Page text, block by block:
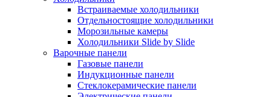
Встраиваемые холодильники
Отдельностоящие холодильники
Морозильные камеры
Холодильники Slide by Slide
Варочные панели
Газовые панели
Индукционные панели
Стеклокерамические панели